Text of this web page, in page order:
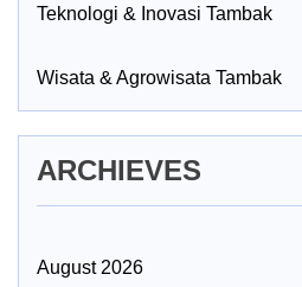
Teknologi & Inovasi Tambak
Wisata & Agrowisata Tambak
ARCHIEVES
August 2026